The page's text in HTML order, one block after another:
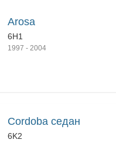
Arosa
6H1
1997 - 2004
Cordoba седан
6K2